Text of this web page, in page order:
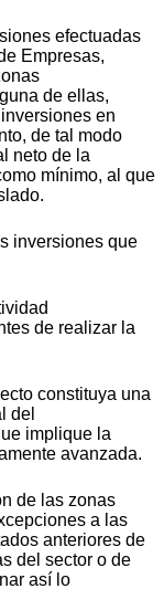
efectuadas
Empresas,
de ellas,
en
de tal modo
neto de la
mínimo, al que
inversiones que
de realizar la
constituya una
del
implique la
avanzada.
de las zonas
a las
anteriores de
del sector o de
así lo